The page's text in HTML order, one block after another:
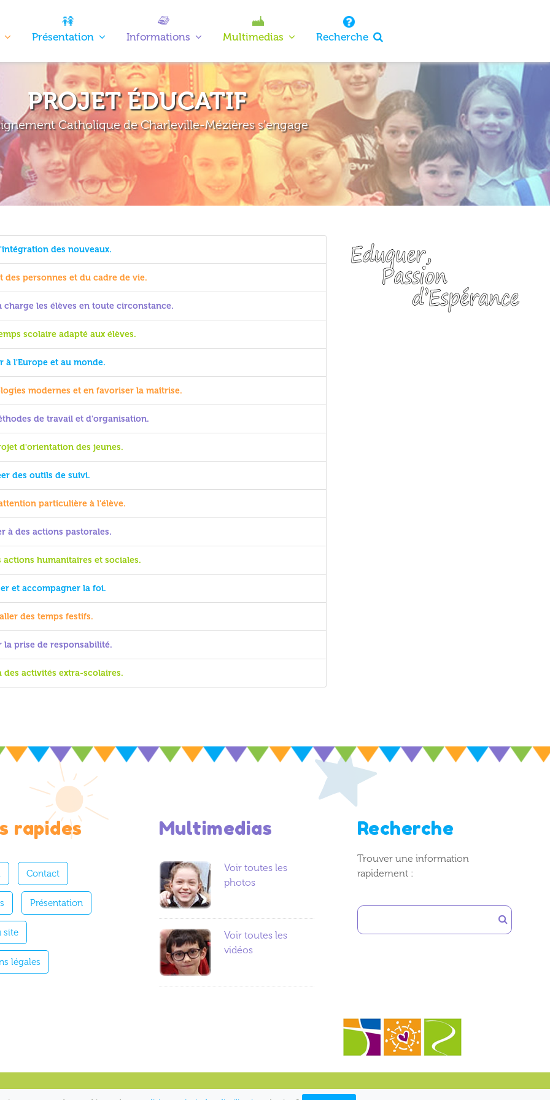
Présentation Informations Multimedias Recherche
PROJET ÉDUCATIF
Catholique de Charleville-Mézières s'engage
des nouveaux.
des personnes et du cadre de vie.
les élèves en toute circonstance.
scolaire adapté aux élèves.
à l'Europe et au monde.
modernes et en favoriser la maîtrise.
de travail et d'organisation.
d'orientation des jeunes.
des outils de suivi.
particulière à l'élève.
à des actions pastorales.
actions humanitaires et sociales.
et accompagner la foi.
des temps festifs.
la prise de responsabilité.
des activités extra-scolaires.
rapides
Contact
Présentation
site
légales
Multimedias
Voir toutes les
photos
Voir toutes les
vidéos
Recherche
Trouver une information
rapidement :